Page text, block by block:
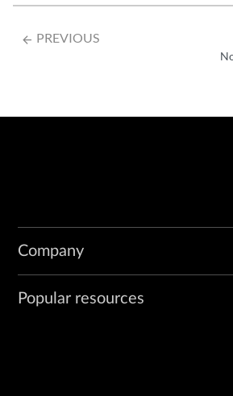
arrow_backward PREVIOUS
Company
Popular resources